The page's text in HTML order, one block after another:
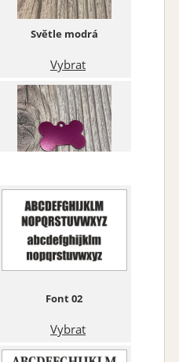
Světle modrá
Vybrat
Fialová
Vybrat
Světle růžová
Font 02
Vybrat